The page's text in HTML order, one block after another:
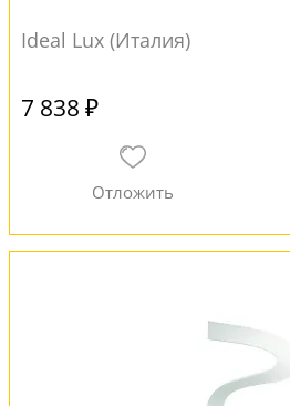
Ideal Lux (Италия)
7 838 ₽